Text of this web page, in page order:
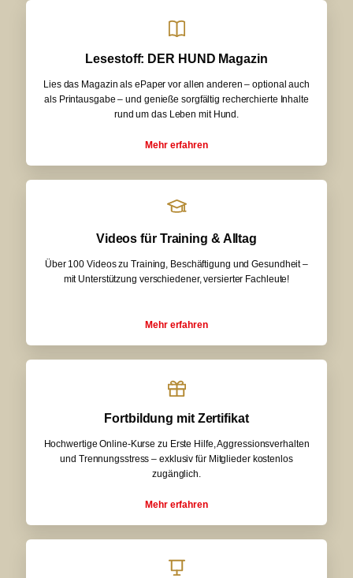
Lesestoff: DER HUND Magazin
Lies das Magazin als ePaper vor allen anderen – optional auch
als Printausgabe – und genieße sorgfältig recherchierte Inhalte
rund um das Leben mit Hund.
Mehr erfahren
Videos für Training & Alltag
Über 100 Videos zu Training, Beschäftigung und Gesundheit –
mit Unterstützung verschiedener, versierter Fachleute!
Mehr erfahren
Fortbildung mit Zertifikat
Hochwertige Online-Kurse zu Erste Hilfe, Aggressionsverhalten
und Trennungsstress – exklusiv für Mitglieder kostenlos
zugänglich.
Mehr erfahren